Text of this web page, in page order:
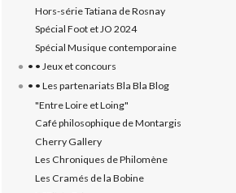
Hors-série Tatiana de Rosnay
Spécial Foot et JO 2024
Spécial Musique contemporaine
• • Jeux et concours
• • Les partenariats Bla Bla Blog
"Entre Loire et Loing"
Café philosophique de Montargis
Cherry Gallery
Les Chroniques de Philomène
Les Cramés de la Bobine